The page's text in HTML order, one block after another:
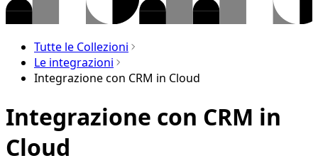
Tutte le Collezioni
Le integrazioni
Integrazione con CRM in Cloud
Integrazione con CRM in
Cloud